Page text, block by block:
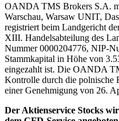
OANDA TMS Brokers S.A.
Warschau, Warsaw UNIT,
registriert beim Landgericht
XIII. Handelsabteilung des
Nummer 0000204776, NIP-
Stammkapital in Höhe von
eingezahlt ist. Die OANDA
Kontrolle durch die polnische
einer Genehmigung von 26.
Der Aktienservice Stocks